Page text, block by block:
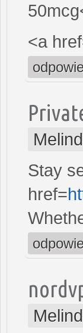
<a
Stay
href=